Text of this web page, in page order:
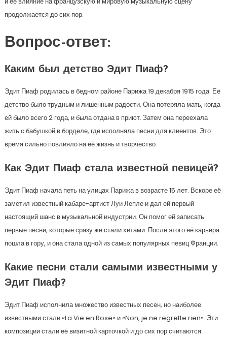
продолжается до сих пор.
Вопрос-ответ:
Каким был детство Эдит Пиаф?
Эдит Пиаф родилась в бедном районе Парижа 19 декабря 1915 года. Её
детство было трудным и лишенным радости. Она потеряла мать, когда
ей было всего 2 года, и была отдана в приют. Затем она переехала
жить с бабушкой в борделе, где исполняла песни для клиентов. Это
время сильно повлияло на её жизнь и творчество.
Как Эдит Пиаф стала известной певицей?
Эдит Пиаф начала петь на улицах Парижа в возрасте 15 лет. Вскоре её
заметил известный кабаре-артист Луи Лепле и дал ей первый
настоящий шанс в музыкальной индустрии. Он помог ей записать
первые песни, которые сразу же стали хитами. После этого её карьера
пошла в гору, и она стала одной из самых популярных певиц Франции.
Какие песни стали самыми известными у
Эдит Пиаф?
Эдит Пиаф исполнила множество известных песен, но наиболее
известными стали «La Vie en Rose» и «Non, je ne regrette rien». Эти
композиции стали её визитной карточкой и до сих пор считаются